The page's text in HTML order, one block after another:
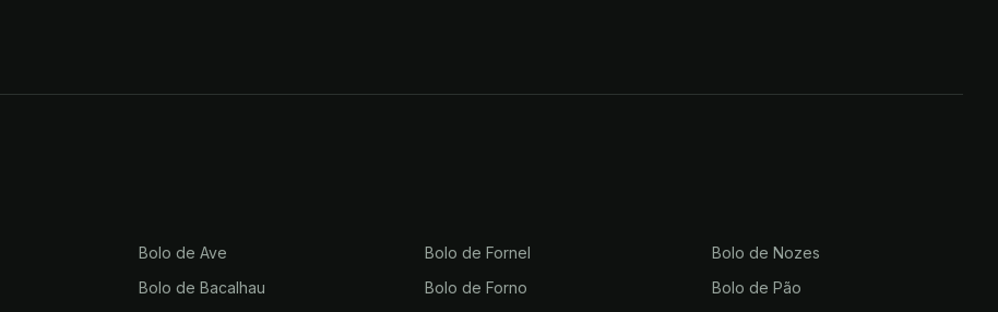
Bolo de Ave
Bolo de Bacalhau
Bolo de Fornel
Bolo de Forno
Bolo de Nozes
Bolo de Pão